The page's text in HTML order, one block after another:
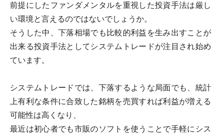
前提にしたファンダメンタルを重視した投資手法は厳し
い環境と言えるのではないでしょうか。
そうした中、下落相場でも比較的利益を生み出すことが
出来る投資手法としてシステムトレードが注目され始め
ています。
システムトレードでは、下落するような局面でも、統計
上有利な条件に合致した銘柄を売買すれば利益が増える
可能性は高くなり、
最近は初心者でも市販のソフトを使うことで手軽にシス